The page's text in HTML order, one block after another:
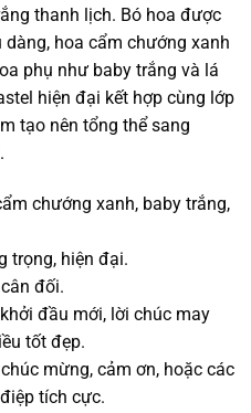
thanh lịch. Bó hoa được
hoa cẩm chướng xanh
phụ như baby trắng và lá
hiện đại kết hợp cùng lớp
tạo nên tổng thể sang
chướng xanh, baby trắng,
trọng, hiện đại.
đối.
đầu mới, lời chúc may
tốt đẹp.
mừng, cảm ơn, hoặc các
tích cực.